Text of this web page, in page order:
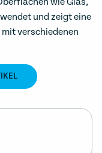
und zeigt eine
verschiedenen